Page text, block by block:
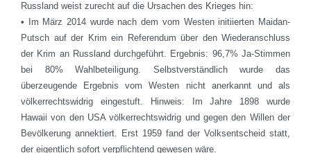
Russland weist zurecht auf die Ursachen des Krieges hin:
• Im März 2014 wurde nach dem vom Westen initiierten Maidan-
Putsch auf der Krim ein Referendum über den Wiederanschluss
der Krim an Russland durchgeführt. Ergebnis: 96,7% Ja-Stimmen
bei 80% Wahlbeteiligung. Selbstverständlich wurde das
überzeugende Ergebnis vom Westen nicht anerkannt und als
völkerrechtswidrig eingestuft. Hinweis: Im Jahre 1898 wurde
Hawaii von den USA völkerrechtswidrig und gegen den Willen der
Bevölkerung annektiert. Erst 1959 fand der Volksentscheid statt,
der eigentlich sofort verpflichtend gewesen wäre.